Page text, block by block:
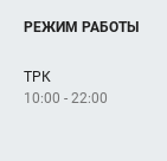
Услуги
Рекламодателям
Как добраться
РЕЖИМ РАБОТЫ
ТРК
10:00 - 22:00